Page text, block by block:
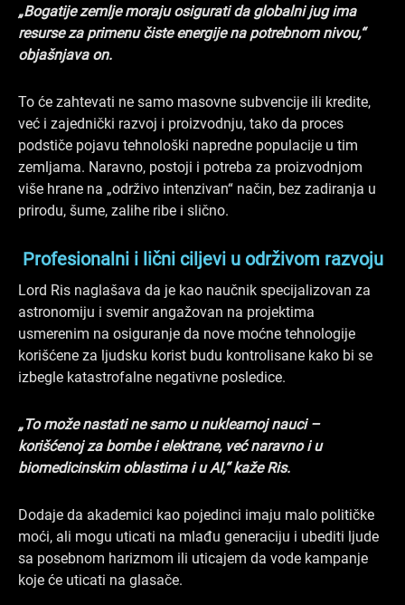
„Bogatije zemlje moraju osigurati da globalni jug ima
resurse za primenu čiste energije na potrebnom nivou,“
objašnjava on.
To će zahtevati ne samo masovne subvencije ili kredite,
već i zajednički razvoj i proizvodnju, tako da proces
podstiče pojavu tehnološki napredne populacije u tim
zemljama. Naravno, postoji i potreba za proizvodnjom
više hrane na „održivo intenzivan“ način, bez zadiranja u
prirodu, šume, zalihe ribe i slično.
Profesionalni i lični ciljevi u održivom razvoju
Lord Ris naglašava da je kao naučnik specijalizovan za
astronomiju i svemir angažovan na projektima
usmerenim na osiguranje da nove moćne tehnologije
korišćene za ljudsku korist budu kontrolisane kako bi se
izbegle katastrofalne negativne posledice.
„To može nastati ne samo u nuklearnoj nauci –
korišćenoj za bombe i elektrane, već naravno i u
biomedicinskim oblastima i u AI,“ kaže Ris.
Dodaje da akademici kao pojedinci imaju malo političke
moći, ali mogu uticati na mlađu generaciju i ubediti ljude
sa posebnom harizmom ili uticajem da vode kampanje
koje će uticati na glasače.